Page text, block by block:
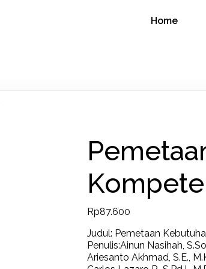
Home
Rp87.600
Judul: Pemetaan
Penulis:Ainun Nasihah,
Ariesanto Akhmad, S.E.,